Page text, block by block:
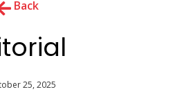
Back
25, 2025